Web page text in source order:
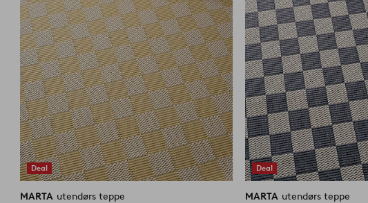
Deal
MARTA utendørs teppe
Deal
MARTA utendørs teppe